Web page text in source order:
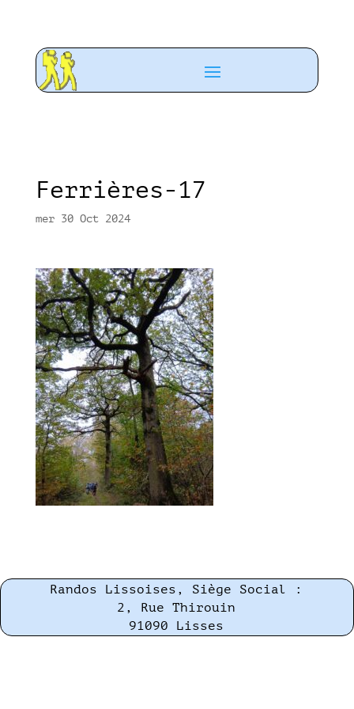
Ferrières-17
mer 30 Oct 2024
Randos Lissoises, Siège Social :
2, Rue Thirouin
91090 Lisses